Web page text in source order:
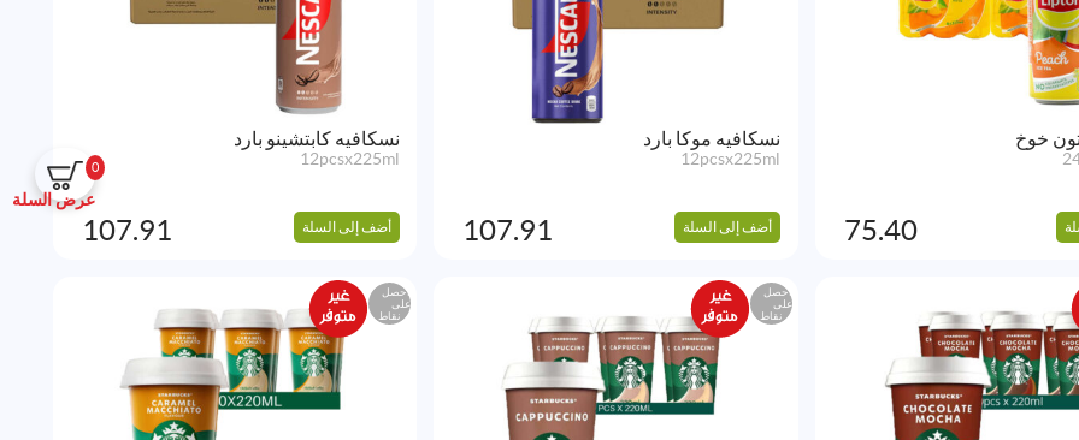
0
عرض السلة
خوخ
75.40
نسكافيه موكا بارد
12pcsx225ml
أضف إلى السلة 107.91
نسكافيه كابتشينو بارد
12pcsx225ml
أضف إلى السلة 107.91
احصل
على
نقاط
احصل
على
نقاط